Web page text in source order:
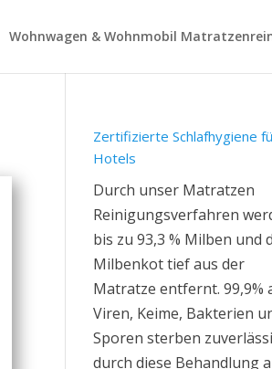
Wohnwagen & Wohnmobil
Zertifizierte Schlafhygiene
Hotels
Durch unser Matratzen
Reinigungsverfahren
bis zu 93,3 % Milben und
Milbenkot tief aus der
Matratze entfernt. 99,9%
Viren, Keime, Bakterien
Sporen sterben
durch diese Behandlung